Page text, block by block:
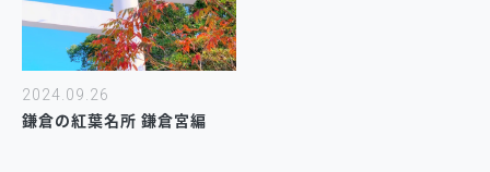
2024.09.26
鎌倉の紅葉名所 鎌倉宮編